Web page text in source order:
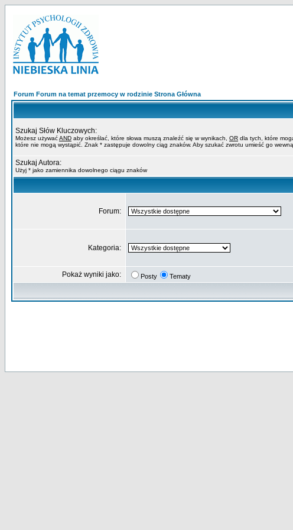
Forum Forum na temat przemocy w rodzinie Strona Główna
Szukaj Słów Kluczowych:
Możesz używaćAND aby określać, które słowa muszą znaleźć się w wynikach, OR dla tych, które
które nie mogą wystąpić. Znak * zastępuje dowolny ciąg znaków. Aby szukać zwrotu umieść go
Szukaj Autora:
Użyj * jako zamiennika dowolnego ciągu znaków
Forum:
Kategoria:
Pokaż wyniki jako: Posty Tematy